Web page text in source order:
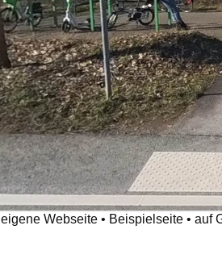
eigene Webseite • Beispielseite • auf